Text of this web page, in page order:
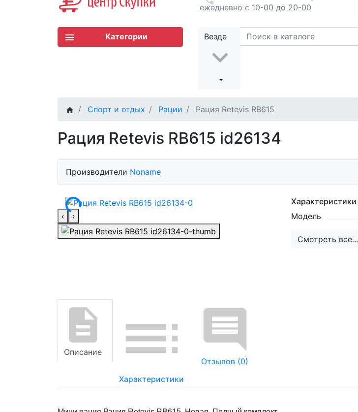
ежедневно с 10-00 до 20-00
Везде
Категории
Спорт и отдых Рации Рация Retevis RB615
Рация Retevis RB615 id26134
Производители Noname
‹ ›
Характеристики
Модель
Смотреть все...
Описание
Характеристики
Отзывов (0)